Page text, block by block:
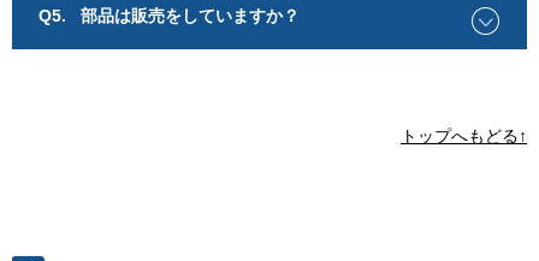
Q5. 部品は販売をしていますか？
トップへもどる↑